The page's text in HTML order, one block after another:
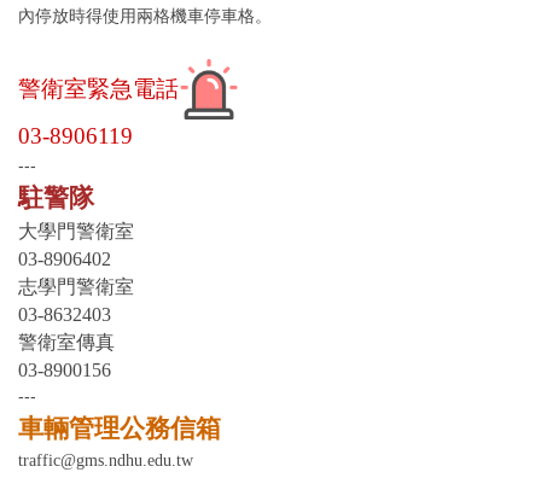
內停放時得使用兩格機車停車格。
警衛室緊急電話
03-8906119
---
駐警隊
大學門警衛室
03-8906402
志學門警衛室
03-8632403
警衛室傳真
03-8900156
---
車輛管理公務信箱
traffic@gms.ndhu.edu.tw